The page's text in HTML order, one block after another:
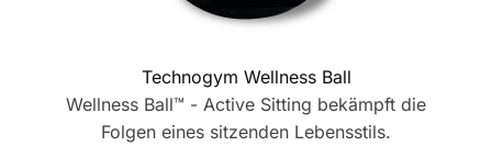
Technogym Wellness Ball
Wellness Ball™ - Active Sitting bekämpft die
Folgen eines sitzenden Lebensstils.